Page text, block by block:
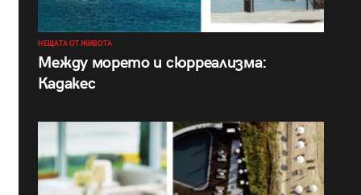
НЕЩАТА ОТ ЖИВОТА
Между морето и сюрреализма:
Кадакес